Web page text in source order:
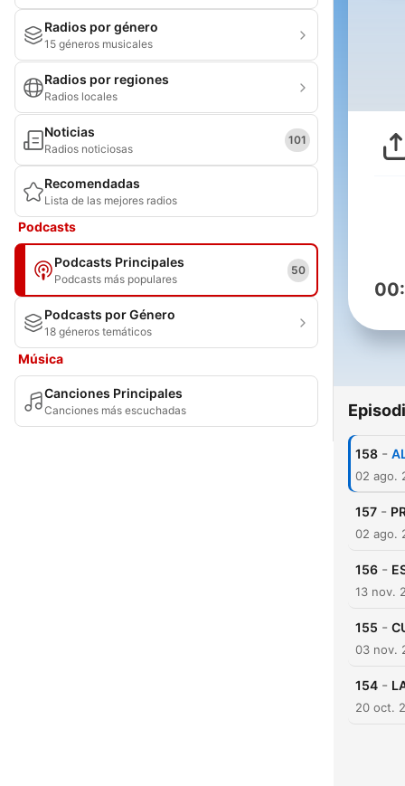
Radios por género
15 géneros musicales
Radios por regiones
Radios locales
Noticias
Radios noticiosas
101
Recomendadas
Lista de las mejores radios
Podcasts
Podcasts Principales
Podcasts más populares
50
Podcasts por Género
18 géneros temáticos
Música
Canciones Principales
Canciones más escuchadas
158 -
02 ago.
157 -
02 ago.
156 -
13 nov.
155 -
03 nov.
154 -
20 oct.